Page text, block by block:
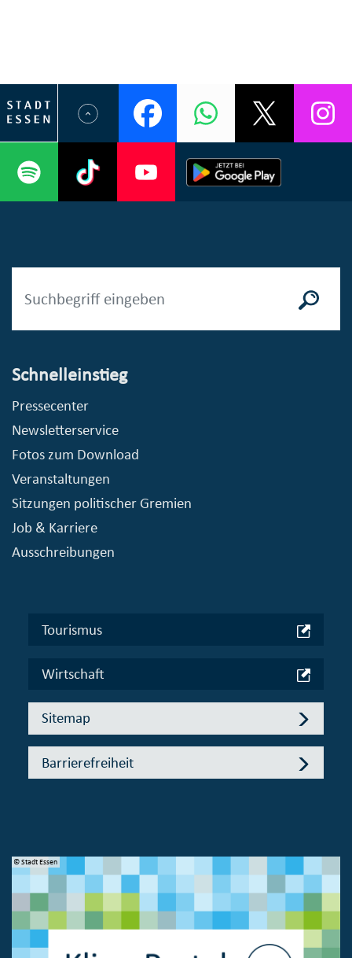
Schnelleinstieg
Pressecenter
Newsletterservice
Fotos zum Download
Veranstaltungen
Sitzungen politischer Gremien
Job & Karriere
Ausschreibungen
Tourismus
Wirtschaft
Sitemap
Barrierefreiheit
© Stadt Essen